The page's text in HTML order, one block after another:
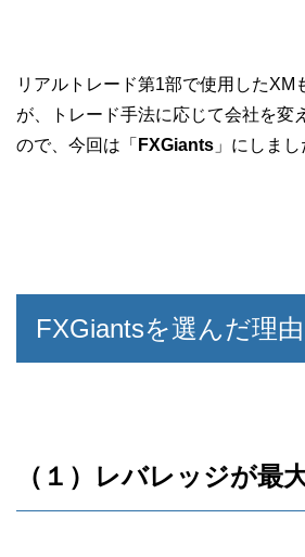
リアルトレード第1部で使用したXM
が、トレード手法に応じて会社を変
ので、今回は「 FXGiants 」にしまし
FXGiantsを選んだ理由
（１）レバレッジが最